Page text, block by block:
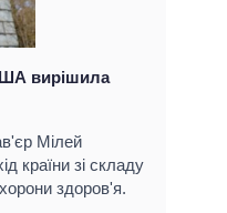
вирішила
Мілей
країни зі складу
здоров'я.